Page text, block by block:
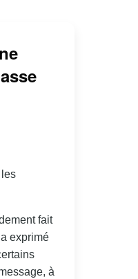
fait
exprimé
à